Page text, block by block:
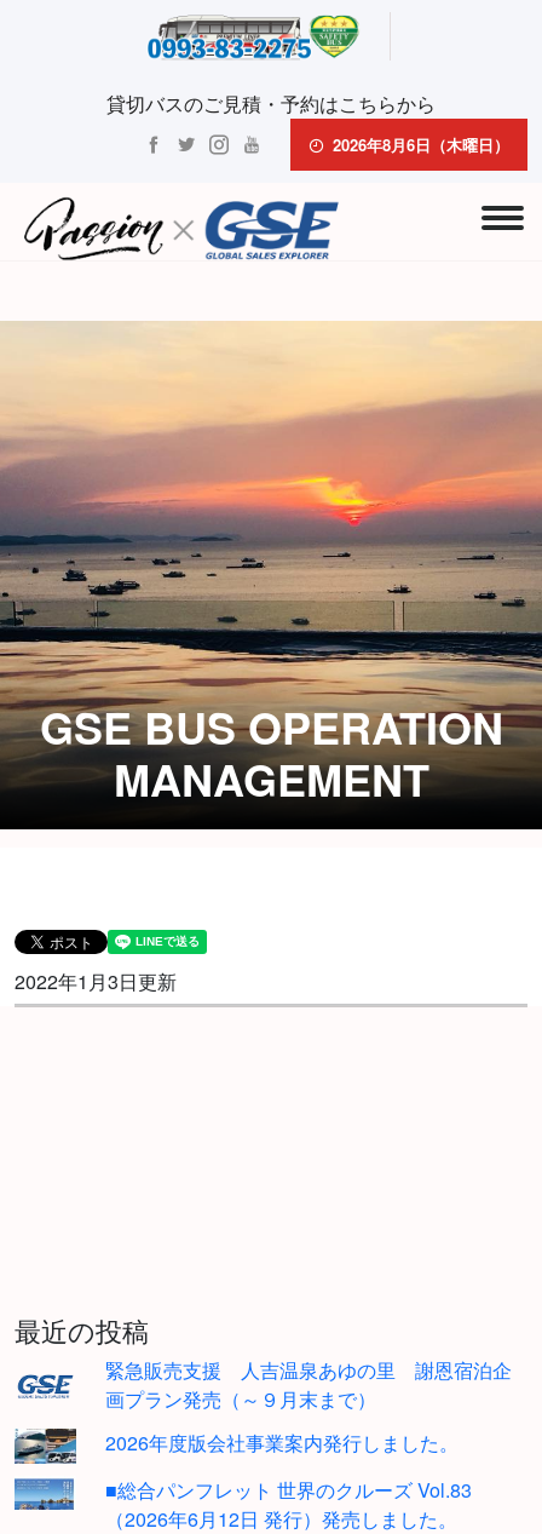
貸切バスのご見積・予約はこちらから
2026年8月6日（木曜日）
GSE BUS OPERATION
MANAGEMENT
2022年1月3日更新
最近の投稿
緊急販売支援 人吉温泉あゆの里 謝恩宿泊企
画プラン発売（～９月末まで）
2026年度版会社事業案内発行しました。
■総合パンフレット 世界のクルーズ Vol.83
（2026年6月12日 発行）発売しました。